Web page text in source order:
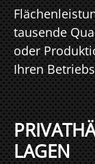
tausende
oder
Ihren
LAGEN